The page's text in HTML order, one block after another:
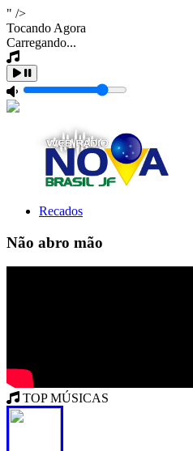
" />
Tocando Agora
Carregando...
Recados
Não abro mão
TOP MÚSICAS